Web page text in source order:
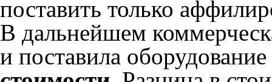
поставить только
В дальнейшем
и поставила оборудование